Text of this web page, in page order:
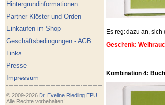
Hintergrundinformationen
Partner-Klöster und Orden
Einkaufen im Shop
Geschäftsbedingungen - AGB
Links
Presse
Impressum
© 2009-2026 Dr. Eveline Riedling EPU
Alle Rechte vorbehalten!
Es regt dazu an, sich
Geschenk:
Kombination 4: